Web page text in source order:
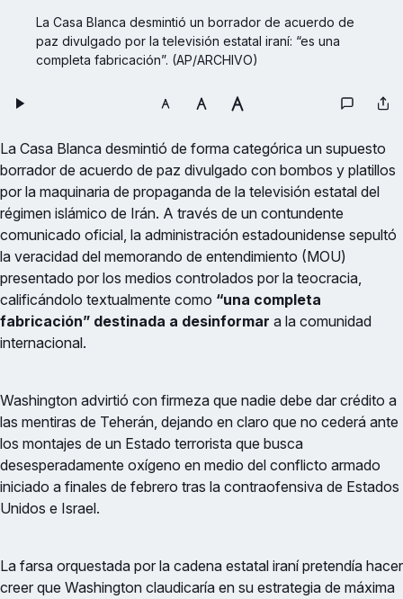
La Casa Blanca desmintió un borrador de acuerdo de
paz divulgado por la televisión estatal iraní: “es una
completa fabricación”. (AP/ARCHIVO)
La Casa Blanca desmintió de forma categórica un supuesto
borrador de acuerdo de paz divulgado con bombos y platillos
por la maquinaria de propaganda de la televisión estatal del
régimen islámico de Irán. A través de un contundente
comunicado oficial, la administración estadounidense sepultó
la veracidad del memorando de entendimiento (MOU)
presentado por los medios controlados por la teocracia,
calificándolo textualmente como “una completa
fabricación” destinada a desinformar a la comunidad
internacional.
Washington advirtió con firmeza que nadie debe dar crédito a
las mentiras de Teherán, dejando en claro que no cederá ante
los montajes de un Estado terrorista que busca
desesperadamente oxígeno en medio del conflicto armado
iniciado a finales de febrero tras la contraofensiva de Estados
Unidos e Israel.
La farsa orquestada por la cadena estatal iraní pretendía hacer
creer que Washington claudicaría en su estrategia de máxima